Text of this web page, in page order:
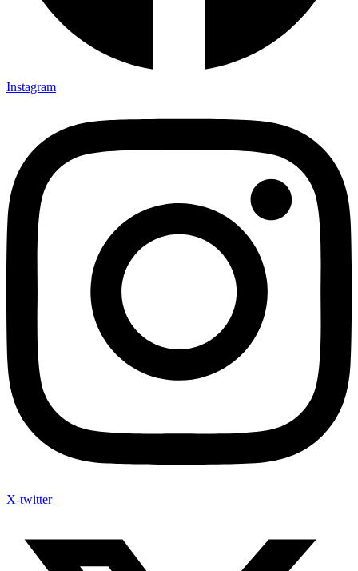
Instagram
X-twitter